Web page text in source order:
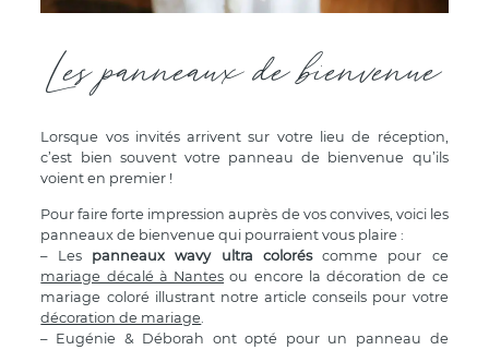
Les panneaux de bienvenue
Lorsque vos invités arrivent sur votre lieu de réception,
c’est bien souvent votre panneau de bienvenue qu’ils
voient en premier !
Pour faire forte impression auprès de vos convives, voici les
panneaux de bienvenue qui pourraient vous plaire :
– Les panneaux wavy ultra coloréscomme pour ce
mariage décalé à Nantes ou encore la décoration de ce
mariage coloré illustrant notre article conseils pour votre
décoration de mariage.
– Eugénie & Déborah ont opté pour un panneau de